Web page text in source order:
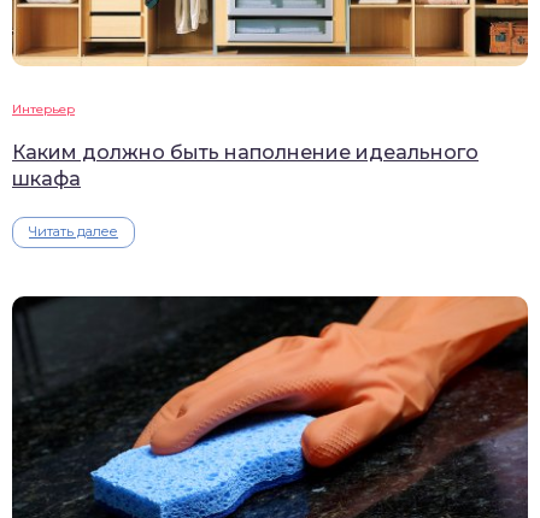
Интерьер
Каким должно быть наполнение идеального
шкафа
Читать далее